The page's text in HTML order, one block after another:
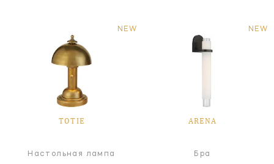
NEW
TOTIE
Настольная лампа
NEW
ARENA
Бра